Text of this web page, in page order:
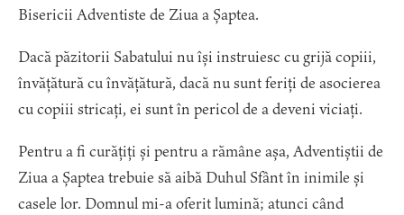
Bisericii Adventiste de Ziua a Șaptea.
Dacă păzitorii Sabatului nu își instruiesc cu grijă copiii,
învățătură cu învățătură, dacă nu sunt feriți de asocierea
cu copiii stricați, ei sunt în pericol de a deveni viciați.
Pentru a fi curățiți și pentru a rămâne așa, Adventiștii de
Ziua a Șaptea trebuie să aibă Duhul Sfânt în inimile și
casele lor. Domnul mi-a oferit lumină; atunci când